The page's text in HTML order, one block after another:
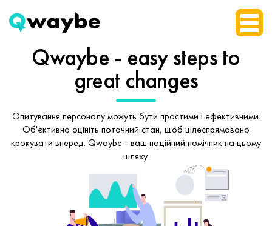
Qwaybe - easy stepsto
great changes
Опитування персоналу можуть бути простими і ефективними.
Об'єктивно оцініть поточний стан, щоб цілеспрямовано
крокувати вперед. Qwaybe - ваш надійний помічник на цьому
шляху.